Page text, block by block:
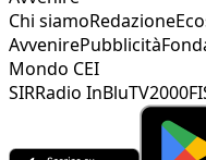
Chi siamoRedazione
AvvenirePubblicità
Mondo CEI
SIRRadio InBluTV2000